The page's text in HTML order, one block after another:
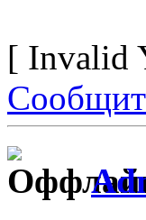
[ Invalid